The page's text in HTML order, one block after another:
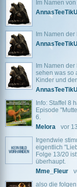
Im Namen
Im Namen
Im Namen
sehen was so
Kinder und
Info: Staffel 8
Episode
6.
Melora
vor
Irgendwie
eigentlich
Folge 13/20
überhaupt.
Mme_Fleur
also die